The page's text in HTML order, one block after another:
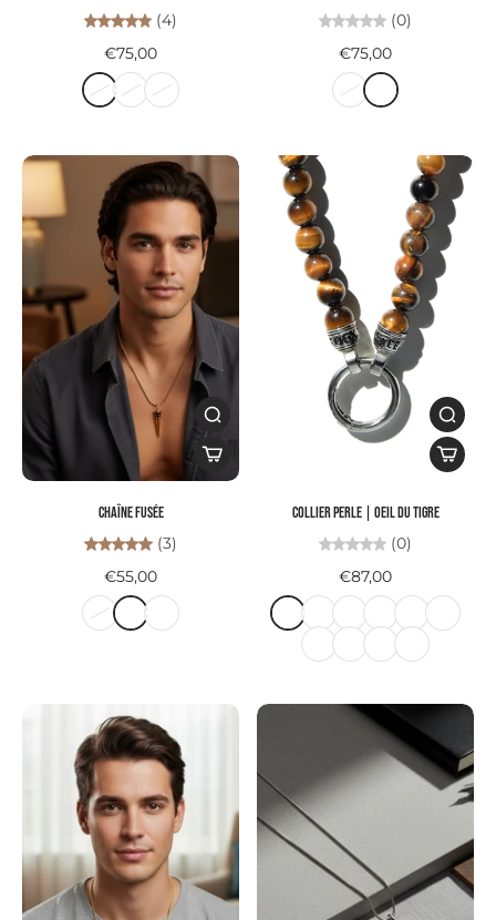
(4)
€75,00
(0)
€75,00
Chaîne FUSÉE
(3)
€55,00
Collier PERLE | oeil du tigre
(0)
€87,00